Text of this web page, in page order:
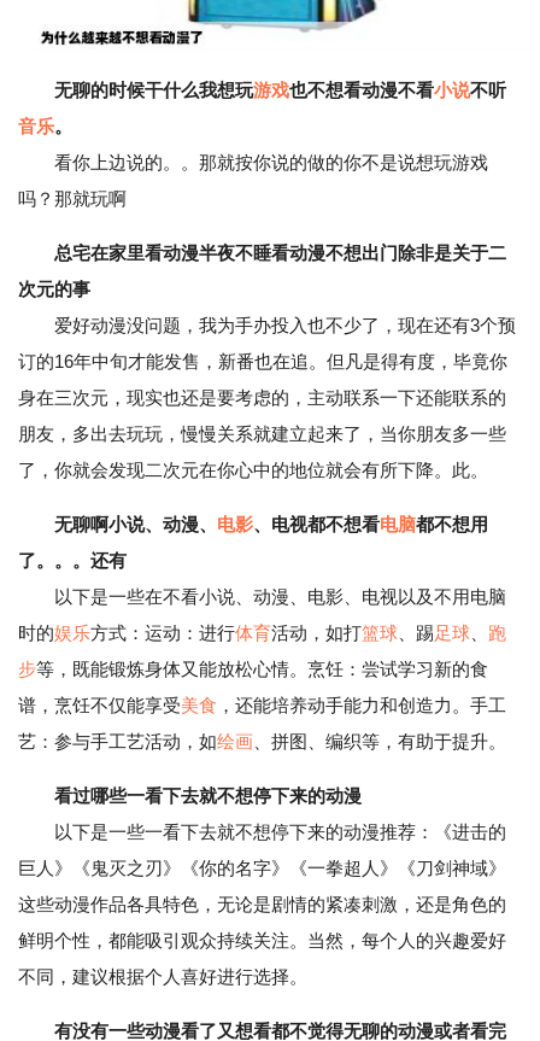
无聊的时候干什么我想玩游戏也不想看动漫不看小说不听
音乐。
看你上边说的。。那就按你说的做的你不是说想玩游戏
吗？那就玩啊
总宅在家里看动漫半夜不睡看动漫不想出门除非是关于二
次元的事
爱好动漫没问题，我为手办投入也不少了，现在还有3个预
订的16年中旬才能发售，新番也在追。但凡是得有度，毕竟你
身在三次元，现实也还是要考虑的，主动联系一下还能联系的
朋友，多出去玩玩，慢慢关系就建立起来了，当你朋友多一些
了，你就会发现二次元在你心中的地位就会有所下降。此。
无聊啊小说、动漫、 电影、电视都不想看电脑都不想用
了。。。还有
以下是一些在不看小说、动漫、电影、电视以及不用电脑
时的娱乐方式：运动：进行体育活动，如打篮球 、踢足球
跑
步等，既能锻炼身体又能放松心情。烹饪：尝试学习新的食
谱，烹饪不仅能享受美食 ，还能培养动手能力和创造力。手工
艺：参与手工艺活动，如绘画 、拼图、编织等，有助于提升。
看过哪些一看下去就不想停下来的动漫
以下是一些一看下去就不想停下来的动漫推荐：《进击的
巨人》《鬼灭之刃》《你的名字》《一拳超人》《刀剑神域》
这些动漫作品各具特色，无论是剧情的紧凑刺激，还是角色的
鲜明个性，都能吸引观众持续关注。当然，每个人的兴趣爱好
不同，建议根据个人喜好进行选择。
有没有一些动漫看了又想看都不觉得无聊的动漫或者看完